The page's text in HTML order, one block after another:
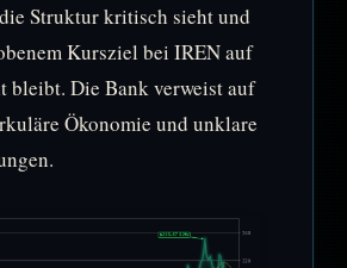
die Struktur kritisch sieht und
Kursziel bei IREN auf
bleibt. Die Bank verweist auf
Ökonomie und unklare